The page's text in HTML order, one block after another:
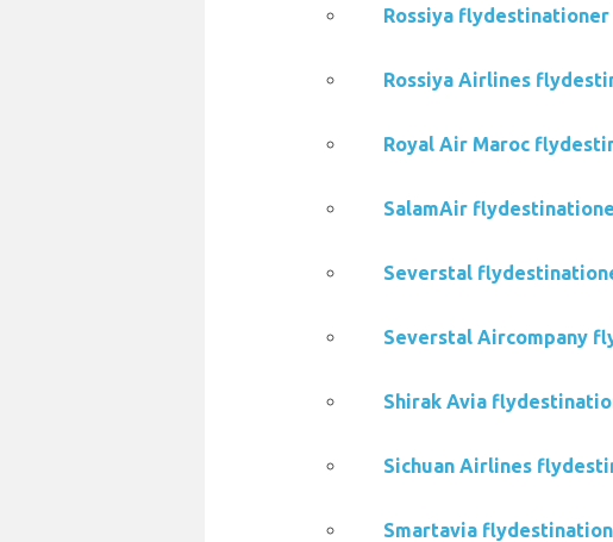
Rossiya
Rossiya Airlines
Royal Air Maroc
SalamAir
Severstal
Severstal Aircompany
Shirak Avia
Sichuan Airlines
Smartavia